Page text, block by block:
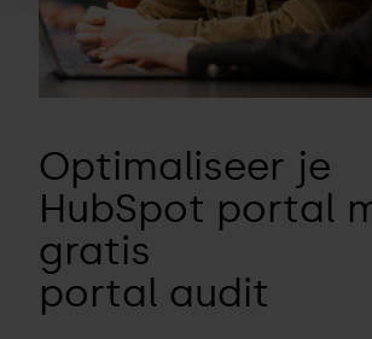
Optimaliseer je
HubSpot portal
gratis
portal audit